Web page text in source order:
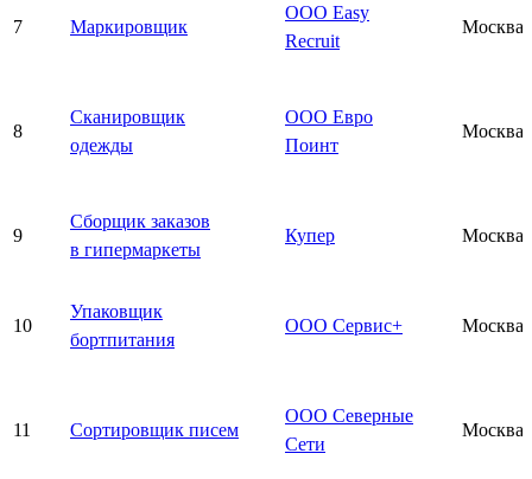
7 Маркировщик
ООО Easy
Recruit
Москва
8
Сканировщик
одежды
ООО Евро
Поинт
Москва
9
Сборщик заказов
в гипермаркеты
Купер Москва
10
Упаковщик
бортпитания
ООО Сервис+ Москва
11 Сортировщик писем
ООО Северные
Сети
Москва